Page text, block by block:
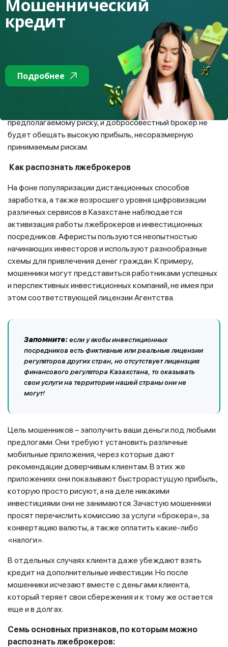
отраслей. Например, при падении цен на нефть страдают
ценные бумаги всех компаний нефтегазового сектора.
Если вы приобретете ценные бумаги компаний различных
секторов экономики, например химической
промышленности, машиностроения, телекоммуникаций,
это поможет вам снизить риск потери вложенных денег.
Правило №3.Не верьте в гарантированную и очень
Такие обещания дают, как правило,
только мошенники. Прибыль всегда соразмерна
предполагаемому риску, и добросовестный брокер не
будет обещать высокую прибыль, несоразмерную
принимаемым рискам.
Как распознать лжеброкеров
На фоне популяризации дистанционных способов
заработка, а также возросшего уровня цифровизации
различных сервисов в Казахстане наблюдается
активизация работы лжеброкеров и инвестиционных
посредников. Аферисты пользуются неопытностью
начинающих инвесторов и используют разнообразные
схемы для привлечения денег граждан. К примеру,
мошенники могут представиться работниками успешных
и перспективных инвестиционных компаний, не имея при
этом соответствующей лицензии Агентства.
Запомните:если у якобы инвестиционных
посредников есть фиктивные или реальные лицензии
регуляторов других стран, но отсутствует лицензция
финансового регулятора Казахстана, то оказывать
свои услуги на территории нашей страны они не
могут!
Цель мошенников – заполучить ваши деньги под любыми
предлогами. Они требуют установить различные
мобильные приложения, через которые дают
рекомендации доверчивым клиентам. В этих же
приложениях они показывают быстрорастущую прибыль,
которую просто рисуют, а на деле никакими
инвестициями они не занимаются. Зачастую мошенники
просят перечислить комиссию за услуги «брокера», за
конвертацию валюты, а также оплатить какие-либо
«налоги».
В отдельных случаях клиента даже убеждают взять
кредит на дополнительные инвестиции. Но после
мошенники исчезают вместе с деньгами клиента,
который теряет свои сбережения и к тому же остается
еще и в долгах.
Семь основных признаков, по которым можно
распознать лжеброкеров:
Мошеннический
кредит
Подробнее